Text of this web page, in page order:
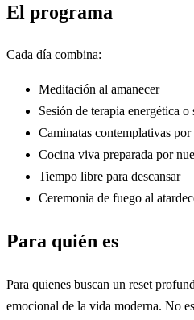
El programa
Cada día combina:
Meditación al amanecer
Sesión de terapia energética
Caminatas contemplativas por
Cocina viva preparada por
Tiempo libre para descansar
Ceremonia de fuego al
Para quién es
Para quienes buscan un reset
emocional de la vida moderna. No